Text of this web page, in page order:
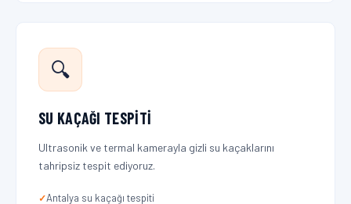
🔍
SU KAÇAĞI TESPITI
Ultrasonik ve termal kamerayla gizli su kaçaklarını
tahripsiz tespit ediyoruz.
Antalya su kaçağı tespiti